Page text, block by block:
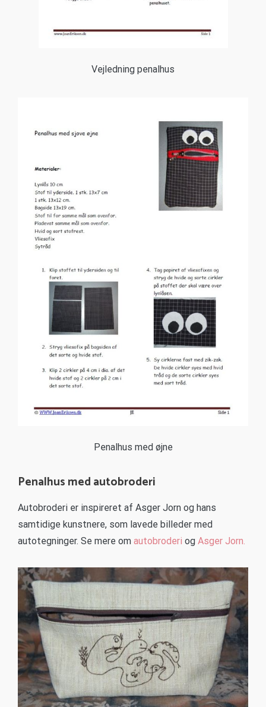
Vejledning penalhus
Penalhus med øjne
Penalhus med autobroderi
Autobroderi er inspireret af Asger Jorn og hans
samtidige kunstnere, som lavede billeder med
autotegninger. Se mere om autobroderi og Asger Jorn.